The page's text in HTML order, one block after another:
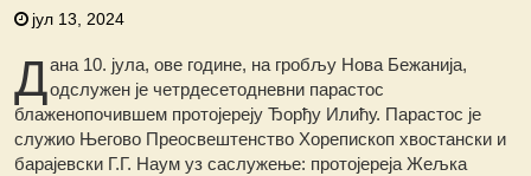
јул 13, 2024
Дана 10. јула, ове године, на гробљу Нова Бежанија,
одслужен је четрдесетодневни парастос
блаженопочившем протојереју Ђорђу Илићу. Парастос је
служио Његово Преосвештенство Хорепископ хвостански и
барајевски Г.Г. Наум уз саслужење: протојереја Жељка